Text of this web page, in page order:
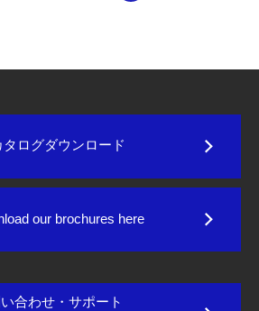
タログダウンロード
our brochures here
合わせ・サポート